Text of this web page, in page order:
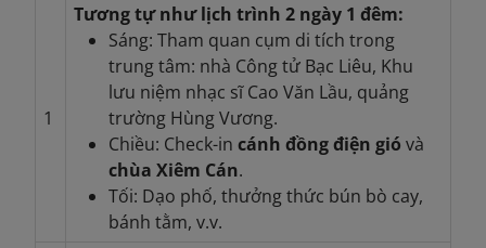
1
Tương tự như lịch trình 2 ngày 1 đêm:
Sáng: Tham quan cụm di tích trong
trung tâm: nhà Công tử Bạc Liêu, Khu
lưu niệm nhạc sĩ Cao Văn Lầu, quảng
trường Hùng Vương.
Chiều: Check-in cánh đồng điện gió và
chùa Xiêm Cán.
Tối: Dạo phố, thưởng thức bún bò cay,
bánh tằm, v.v.